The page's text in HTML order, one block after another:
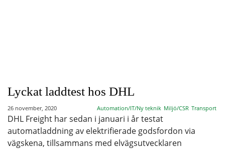
Lyckat laddtest hos DHL
26 november, 2020 Automation/IT/Ny teknik Miljö/CSR Transport
DHL Freight har sedan i januari i år testat
automatladdning av elektrifierade godsfordon via
vägskena, tillsammans med elvägsutvecklaren